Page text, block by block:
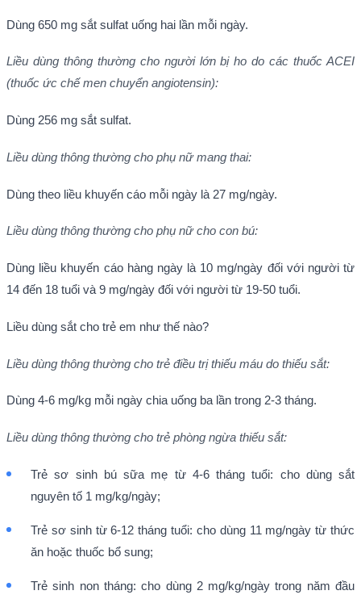
Dùng 650 mg sắt sulfat uống hai lần mỗi ngày.
Liều dùng thông thường cho người lớn bịho do các thuốc ACEI
(thuốc ức chế men chuyển angiotensin):
Dùng 256 mg sắt sulfat.
Liều dùng thông thường cho phụ nữ mang thai:
Dùng theo liều khuyến cáo mỗi ngày là 27 mg/ngày.
Liều dùng thông thường cho phụ nữ cho con bú:
Dùng liều khuyến cáo hàng ngày là 10 mg/ngày đối với người từ
14 đến 18 tuổi và 9 mg/ngày đối với người từ 19-50 tuổi.
Liều dùng sắt cho trẻ em như thế nào?
Liều dùng thông thường cho trẻ điều trị thiếu máu do thiếu sắt:
Dùng 4-6 mg/kg mỗi ngày chia uống ba lần trong 2-3 tháng.
Liều dùng thông thường cho trẻ phòng ngừa thiếu sắt:
Trẻ sơ sinh bú sữa mẹ từ 4-6 tháng tuổi: cho dùng sắt
nguyên tố 1 mg/kg/ngày;
Trẻ sơ sinh từ 6-12 tháng tuổi: cho dùng 11 mg/ngày từ thức
ăn hoặc thuốc bổ sung;
Trẻ sinh non tháng: cho dùng 2 mg/kg/ngày trong năm đầu